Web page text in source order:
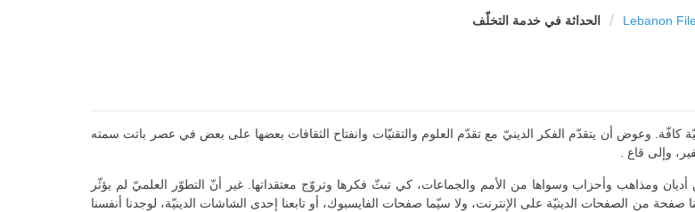
/ الحداثة في خدمة التخلّف
كافّة. وعوض أن يتقدّم الفكر الدينيّ مع تقدّم العلوم والتقنيّات وانفتاح الثقافات بعضها على بعض في عصر باتت سمته
وإلى قاع .
أديان ومذاهب وأحزاب وسواها من الأمم والجماعات، كي تبثّ فكرها وتروّج معتقداتها. غير أنّ التطوّر العلميّ لم يؤثّر
صفحة من الصفحات الدينيّة على الإنترنت، ولا سيّما صفحات الفايسبوك، أو تابعنا إحدى الشاشات الدينيّة، لوجدنا أنفسنا